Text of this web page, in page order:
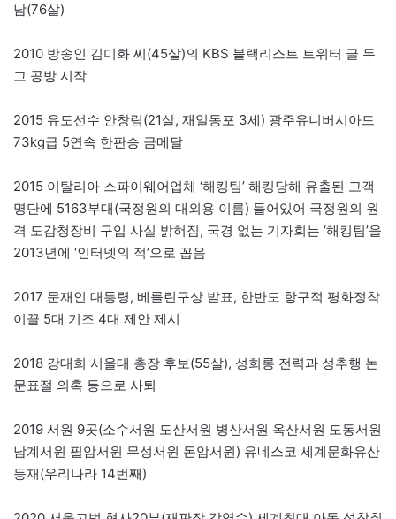
남(76살)
2010 방송인 김미화 씨(45살)의 KBS 블랙리스트 트위터 글 두
고 공방 시작
2015 유도선수 안창림(21살, 재일동포 3세) 광주유니버시아드
73kg급 5연속 한판승 금메달
2015 이탈리아 스파이웨어업체 ‘해킹팀’ 해킹당해 유출된 고객
명단에 5163부대(국정원의 대외용 이름) 들어있어 국정원의 원
격 도감청장비 구입 사실 밝혀짐, 국경 없는 기자회는 ‘해킹팀’을
2013년에 ‘인터넷의 적’으로 꼽음
2017 문재인 대통령, 베를린구상 발표, 한반도 항구적 평화정착
이끌 5대 기조 4대 제안 제시
2018 강대희 서울대 총장 후보(55살), 성희롱 전력과 성추행 논
문표절 의혹 등으로 사퇴
2019 서원 9곳(소수서원 도산서원 병산서원 옥산서원 도동서원
남계서원 필암서원 무성서원 돈암서원) 유네스코 세계문화유산
등재(우리나라 14번째)